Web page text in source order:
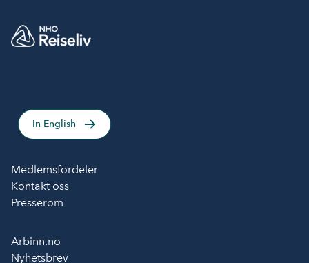
In English
Medlemsfordeler
Kontakt oss
Presserom
Arbinn.no
Nyhetsbrev